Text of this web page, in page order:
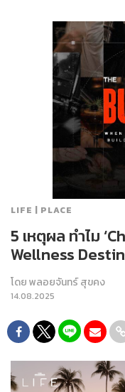
LIFE | PLACE
5 เหตุผล ทำไม
Wellness
โดยพลอยจันทร์ สุขคง
14.08.2025